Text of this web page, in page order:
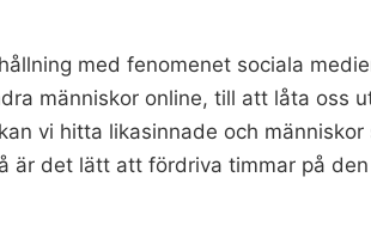
med fenomenet sociala
människor online, till att låta oss
vi hitta likasinnade och
är det lätt att fördriva timmar på